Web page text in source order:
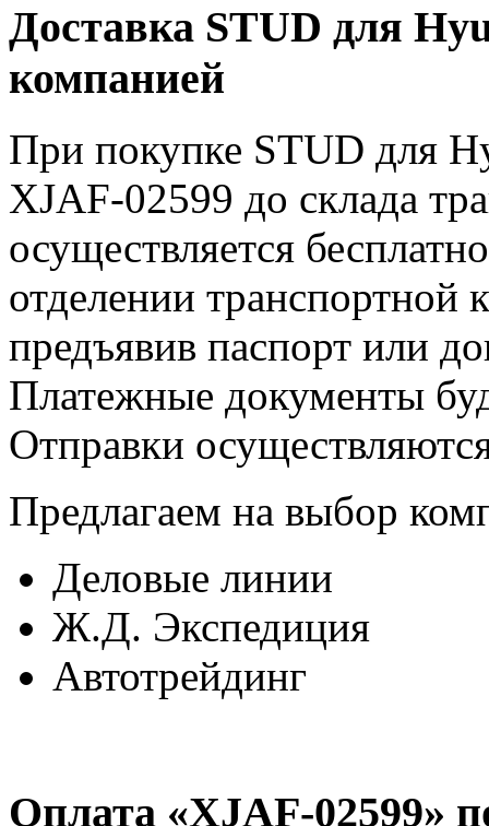
Доставка STUD для
компанией
При покупке STUD для
XJAF-02599 до склада
осуществляется
отделении транспортной
предъявив паспорт или
Платежные документы
Отправки
Предлагаем на выбор
Деловые линии
Ж.Д. Экспедиция
Автотрейдинг
Оплата «XJAF-02599»